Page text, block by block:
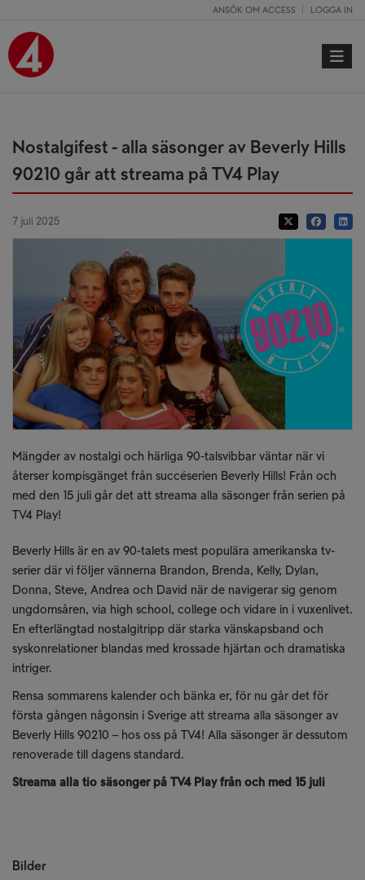
ANSÖK OM ACCESS LOGGA IN
Toggle
Nostalgifest - alla säsonger av Beverly Hills
90210 går att streama på TV4 Play
7 juli 2025
Mängder av nostalgi och härliga 90-talsvibbar väntar när vi
återser kompisgänget från succéserien Beverly Hills! Från och
med den 15 juli går det att streama alla säsonger från serien på
TV4 Play!
Beverly Hills är en av 90-talets mest populära amerikanska tv-
serier där vi följer vännerna Brandon, Brenda, Kelly, Dylan,
Donna, Steve, Andrea och David när de navigerar sig genom
ungdomsåren, via high school, college och vidare in i vuxenlivet.
En efterlängtad nostalgitripp där starka vänskapsband och
syskonrelationer blandas med krossade hjärtan och dramatiska
intriger.
Rensa sommarens kalender och bänka er, för nu går det för
första gången någonsin i Sverige att streama alla säsonger av
Beverly Hills 90210 – hos oss på TV4! Alla säsonger är dessutom
renoverade till dagens standard.
Streama alla tio säsonger på TV4 Play från och med 15 juli
Bilder